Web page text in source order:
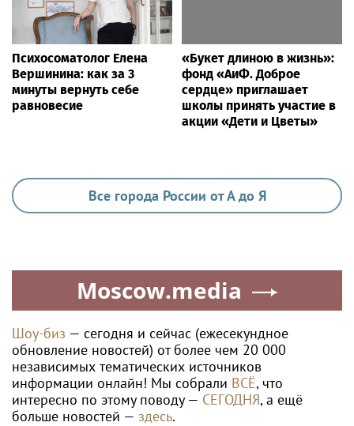
Психосоматолог Елена
Вершинина: как за 3
минуты вернуть себе
равновесие
«Букет длиною в жизнь»:
фонд «АиФ. Доброе
сердце» приглашает
школы принять участие в
акции «Дети и Цветы»
Все города России от А до Я
Moscow.media
Шоу-биз — сегодня и сейчас (ежесекундное
обновление новостей) от более чем 20 000
независимых тематических источников
информации онлайн! Мы собрали ВСЁ, что
интересно по этому поводу — СЕГОДНЯ, а ещё
больше новостей — здесь.